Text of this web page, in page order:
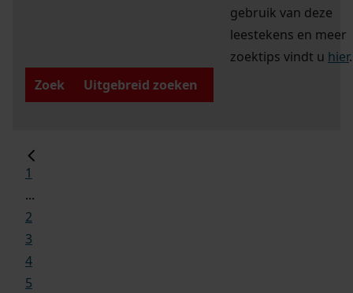
gebruik van deze
leestekens en meer
zoektips vindt u hier.
Zoek
Uitgebreid zoeken
1
...
2
3
4
5